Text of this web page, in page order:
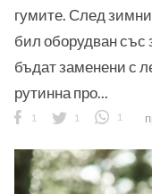
гумите. След
бил оборудван със
бъдат заменени с
рутинна про...
1 1 1